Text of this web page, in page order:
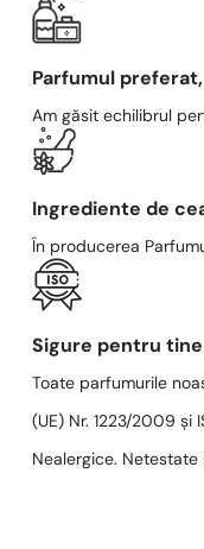
Parfumul
Am găsit echilibrul
Ingrediente de
În producerea
Sigure pentru
Toate parfumurile
(UE) Nr. 1223/2009 și
Nealergice. Netestate